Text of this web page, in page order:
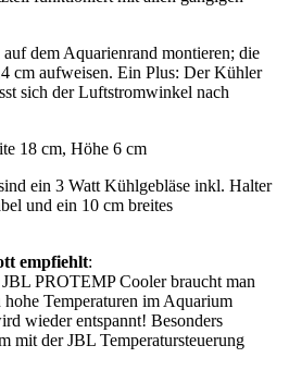
dem Aquarienrand montieren; die
cm aufweisen. Ein Plus: Der Kühler
sich der Luftstromwinkel nach
18 cm, Höhe 6 cm
ein 3 Watt Kühlgebläse inkl. Halter
und ein 10 cm breites
empfiehlt:
PROTEMP Cooler braucht man
Temperaturen im Aquarium
wieder entspannt! Besonders
mit der JBL Temperatursteuerung